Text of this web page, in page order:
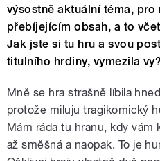
výsostně aktuální téma, pro
přebíjejícím obsah, a to
Jak jste si tu hru a svou
titulního hrdiny, vymezila
Mně se hra strašně líbila
protože miluju tragikomický
Mám ráda tu hranu, kdy
až směšná a naopak. To je